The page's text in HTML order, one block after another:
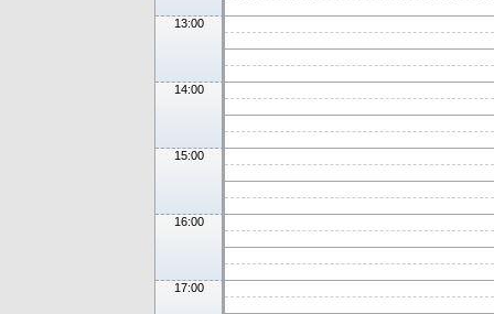
13:00
14:00
15:00
16:00
17:00